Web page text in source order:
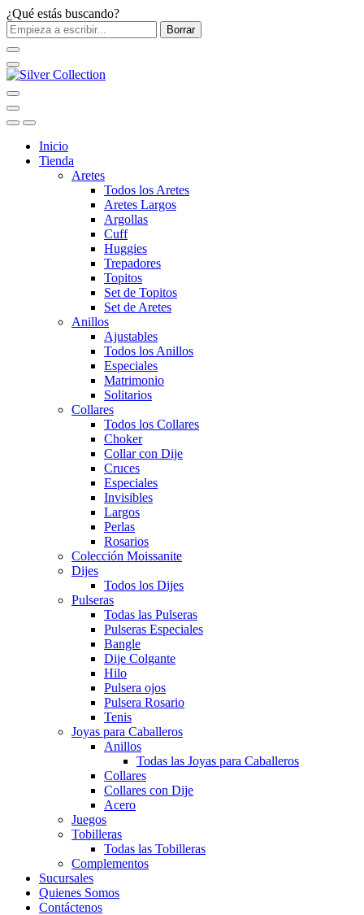
¿Qué estás buscando?
Borrar
Inicio
Tienda
Aretes
Todos los Aretes
Aretes Largos
Argollas
Cuff
Huggies
Trepadores
Topitos
Set de Topitos
Set de Aretes
Anillos
Ajustables
Todos los Anillos
Especiales
Matrimonio
Solitarios
Collares
Todos los Collares
Choker
Collar con Dije
Cruces
Especiales
Invisibles
Largos
Perlas
Rosarios
Colección Moissanite
Dijes
Todos los Dijes
Pulseras
Todas las Pulseras
Pulseras Especiales
Bangle
Dije Colgante
Hilo
Pulsera ojos
Pulsera Rosario
Tenis
Joyas para Caballeros
Anillos
Todas las Joyas para Caballeros
Collares
Collares con Dije
Acero
Juegos
Tobilleras
Todas las Tobilleras
Complementos
Sucursales
Quienes Somos
Contáctenos